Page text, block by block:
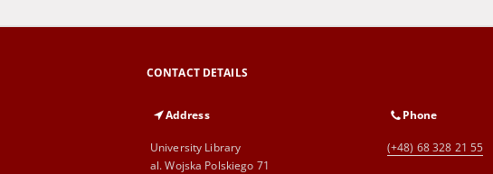
CONTACT DETAILS
Address
University Library
al. Wojska Polskiego 71
Phone
(+48) 68 328 21 55